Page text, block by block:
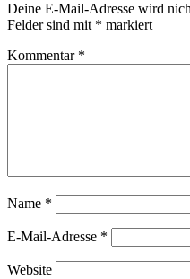
Deine E-Mail-Adresse wird
Felder sind mit * markiert
Kommentar *
Name *
E-Mail-Adresse *
Website